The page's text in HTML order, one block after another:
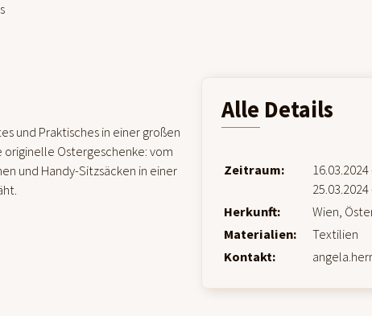
und Praktisches in einer großen
originelle Ostergeschenke: vom
und Handy-Sitzsäcken in einer
Alle Details
Zeitraum:
Herkunft:
Wien,
Materialien:
Textilien
Kontakt: